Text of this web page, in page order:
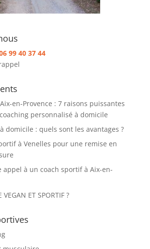
99 40 37 44
en-Provence : 7 raisons puissantes
personnalisé à domicile
domicile : quels sont les avantages ?
à Venelles pour une remise en
appel à un coach sportif à Aix-en-
VEGAN ET SPORTIF ?